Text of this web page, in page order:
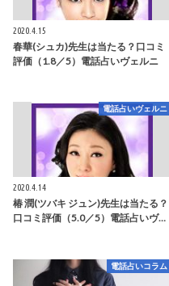
2020.4.15
春華(シュカ)先生は当たる？口コミ
評価（1.8／5）電話占いヴェルニ
電話占いヴェルニ
2020.4.14
椿 潤(ツバキ ジュン)先生は当たる？
口コミ評価（5.0／5）電話占いヴ…
電話占いコラム